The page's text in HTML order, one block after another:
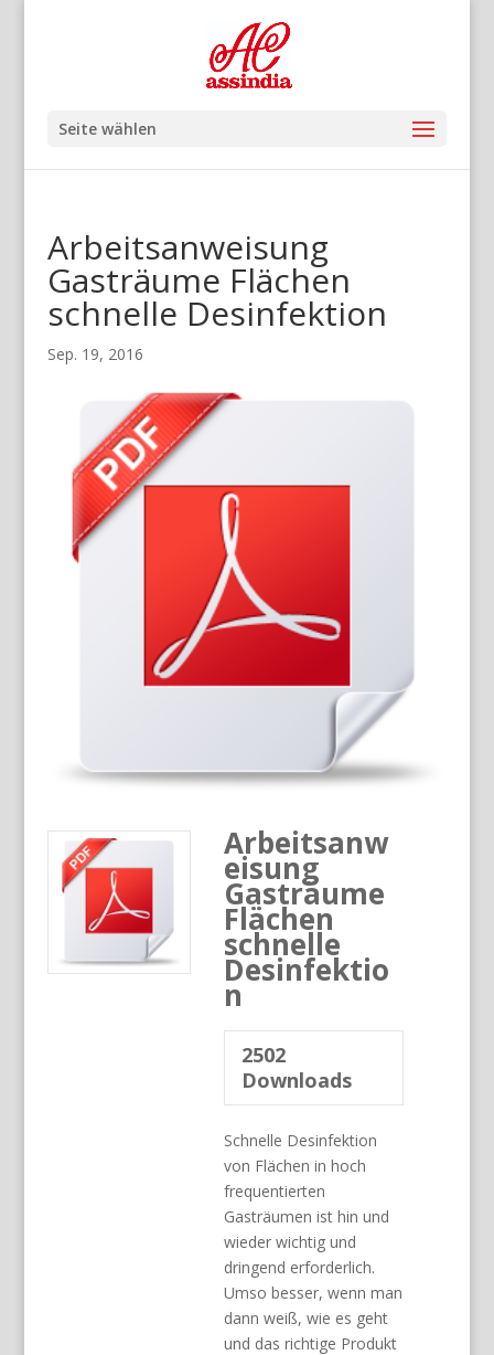
Seite wählen
Arbeitsanweisung
Gasträume Flächen
schnelle Desinfektion
Sep. 19, 2016
Arbeitsanw
eisung
Gasträume
Flächen
schnelle
Desinfektio
n
2502
Downloads
Schnelle Desinfektion
von Flächen in hoch
frequentierten
Gasträumen ist hin und
wieder wichtig und
dringend erforderlich.
Umso besser, wenn man
dann weiß, wie es geht
und das richtige Produkt